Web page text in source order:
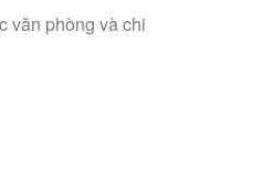
văn phòng và chi